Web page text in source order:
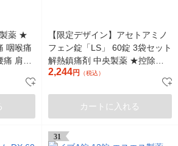
製薬 ★
咽喉痛
肩こ
【限定デザイン】アセトアミノ
フェン錠「LS」 60錠 3袋セット
解熱鎮痛剤 中央製薬 ★控除★
頭痛 解熱 オリジナル【第2
2,244円 （税込）
カートに入れる
31